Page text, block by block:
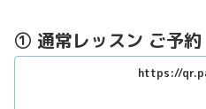
① 通常レッスン ご予約
https://